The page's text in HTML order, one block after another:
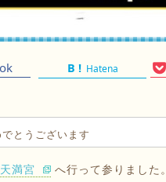
Hatena
とうございます
満宮 へ行って参りました。